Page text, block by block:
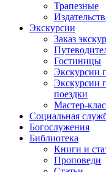
Трапезные
Экскурсии
Заказ
Гостиницы
Экскурсии
Экскурсии
поездки
Мастер-
Социальная
Богослужения
Библиотека
Книги и
Проповеди